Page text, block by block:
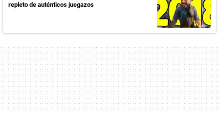
repleto de auténticos juegazos